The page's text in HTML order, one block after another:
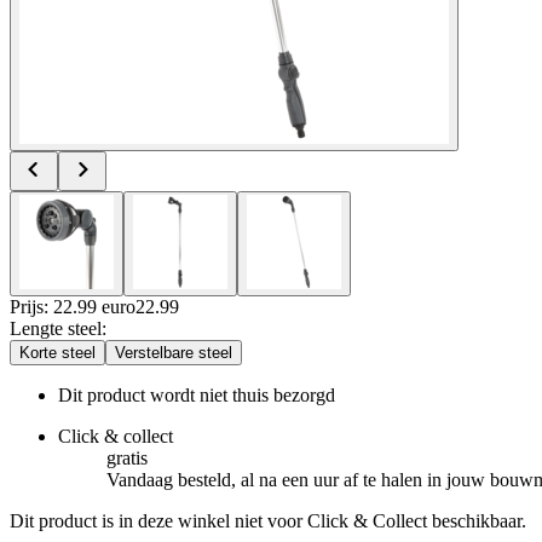
Prijs: 22.99 euro22.99
Lengte steel:
Korte steel Verstelbare steel
Dit product wordt niet thuis bezorgd
Click & collect
gratis
Vandaag besteld, al na een uur af te halen in jouw
Dit product is in deze winkel niet voor Click & Collect beschikbaar.